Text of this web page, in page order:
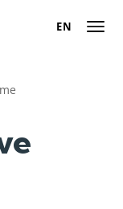
EN
EN